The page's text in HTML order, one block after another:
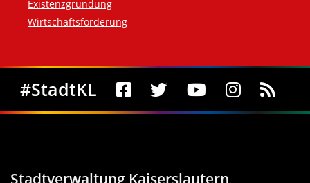
Existenzgründung
Wirtschaftsförderung
Social Media
#StadtKL
Stadtverwaltung Kaiserslautern